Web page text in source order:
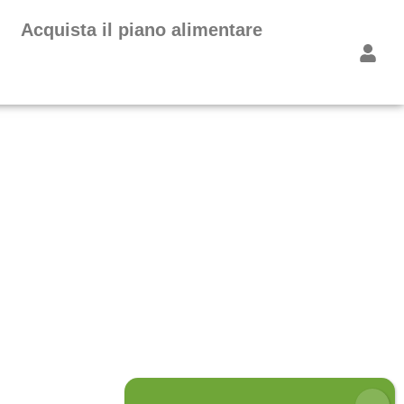
Acquista il piano alimentare